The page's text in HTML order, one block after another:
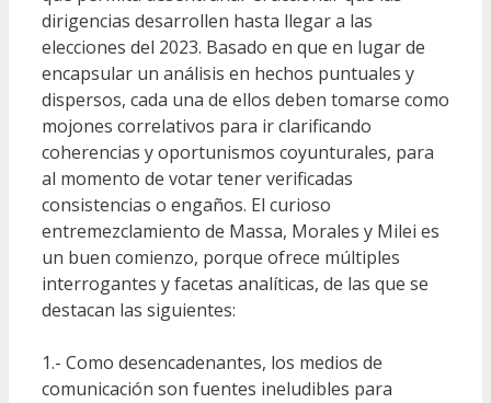
dirigencias desarrollen hasta llegar a las
elecciones del 2023. Basado en que en lugar de
encapsular un análisis en hechos puntuales y
dispersos, cada una de ellos deben tomarse como
mojones correlativos para ir clarificando
coherencias y oportunismos coyunturales, para
al momento de votar tener verificadas
consistencias o engaños. El curioso
entremezclamiento de Massa, Morales y Milei es
un buen comienzo, porque ofrece múltiples
interrogantes y facetas analíticas, de las que se
destacan las siguientes:
1.- Como desencadenantes, los medios de
comunicación son fuentes ineludibles para